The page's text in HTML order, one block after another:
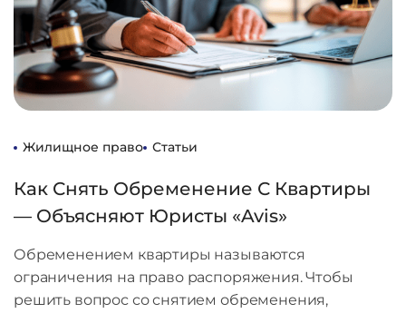
Жилищное право Статьи
Как Снять Обременение С Квартиры
— Объясняют Юристы «Avis»
Обременением квартиры называются
ограничения на право распоряжения. Чтобы
решить вопрос со снятием обременения,